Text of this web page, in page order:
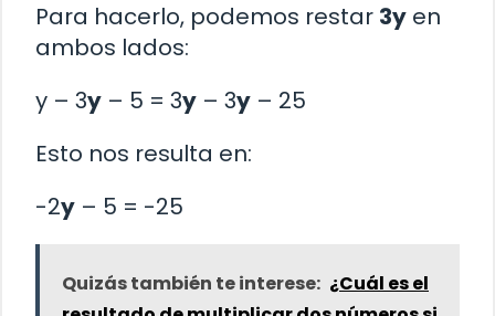
Para hacerlo, podemos restar 3y en
ambos lados:
y – 3y – 5 = 3y – 3y – 25
Esto nos resulta en:
-2y – 5 = -25
Quizás también te interese: ¿Cuál es el